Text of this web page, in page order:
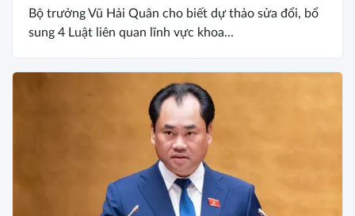
Bộ trưởng Vũ Hải Quân cho biết dự thảo sửa đổi, bổ
sung 4 Luật liên quan lĩnh vực khoa...